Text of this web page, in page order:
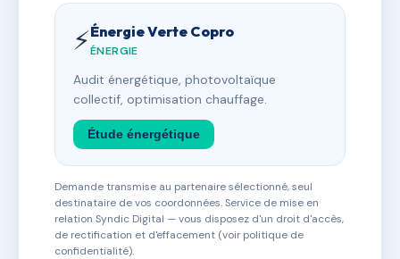
⚡Énergie Verte Copro
ÉNERGIE
Audit énergétique, photovoltaïque
collectif, optimisation chauffage.
Étude énergétique
Demande transmise au partenaire sélectionné, seul
destinataire de vos coordonnées. Service de mise en
relation Syndic Digital — vous disposez d'un droit d'accès,
de rectification et d'effacement (voir politique de
confidentialité).